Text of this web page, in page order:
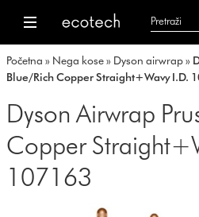
Početna » Nega kose» Dyson airwrap»
Blue/Rich Copper Straight+Wavy I.D.
Dyson Airwrap
Copper
107163